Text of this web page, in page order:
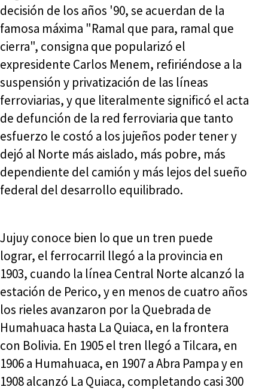
decisión de los años '90, se acuerdan de la
famosa máxima "Ramal que para, ramal que
cierra", consigna que popularizó el
expresidente Carlos Menem, refiriéndose a la
suspensión y privatización de las líneas
ferroviarias, y que literalmente significó el acta
de defunción de la red ferroviaria que tanto
esfuerzo le costó a los jujeños poder tener y
dejó al Norte más aislado, más pobre, más
dependiente del camión y más lejos del sueño
federal del desarrollo equilibrado.
Jujuy conoce bien lo que un tren puede
lograr, el ferrocarril llegó a la provincia en
1903, cuando la línea Central Norte alcanzó la
estación de Perico, y en menos de cuatro años
los rieles avanzaron por la Quebrada de
Humahuaca hasta La Quiaca, en la frontera
con Bolivia. En 1905 el tren llegó a Tilcara, en
1906 a Humahuaca, en 1907 a Abra Pampa y en
1908 alcanzó La Quiaca, completando casi 300